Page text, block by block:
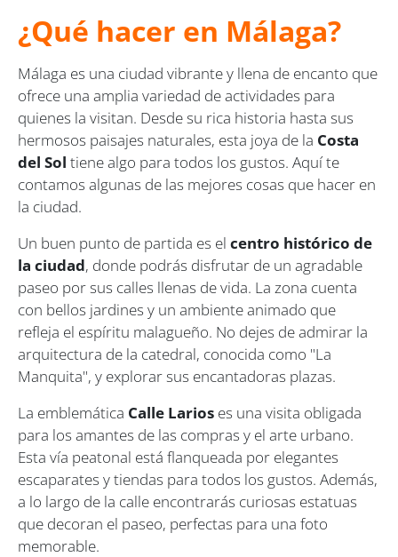
¿Qué hacer en Málaga?
Málaga es una ciudad vibrante y llena de encanto que
ofrece una amplia variedad de actividades para
quienes la visitan. Desde su rica historia hasta sus
hermosos paisajes naturales, esta joya de la Costa
del Sol tiene algo para todos los gustos. Aquí te
contamos algunas de las mejores cosas que hacer en
la ciudad.
Un buen punto de partida es el centro histórico de
la ciudad, donde podrás disfrutar de un agradable
paseo por sus calles llenas de vida. La zona cuenta
con bellos jardines y un ambiente animado que
refleja el espíritu malagueño. No dejes de admirar la
arquitectura de la catedral, conocida como "La
Manquita", y explorar sus encantadoras plazas.
La emblemática Calle Larios es una visita obligada
para los amantes de las compras y el arte urbano.
Esta vía peatonal está flanqueada por elegantes
escaparates y tiendas para todos los gustos. Además,
a lo largo de la calle encontrarás curiosas estatuas
que decoran el paseo, perfectas para una foto
memorable.